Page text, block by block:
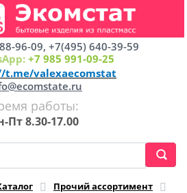
96-09, +7(495) 640-39-59
+7 985 991-09-25
t.me/valexaecomstat
работы:
Пт 8.30-17.00
Прочий ассортимент